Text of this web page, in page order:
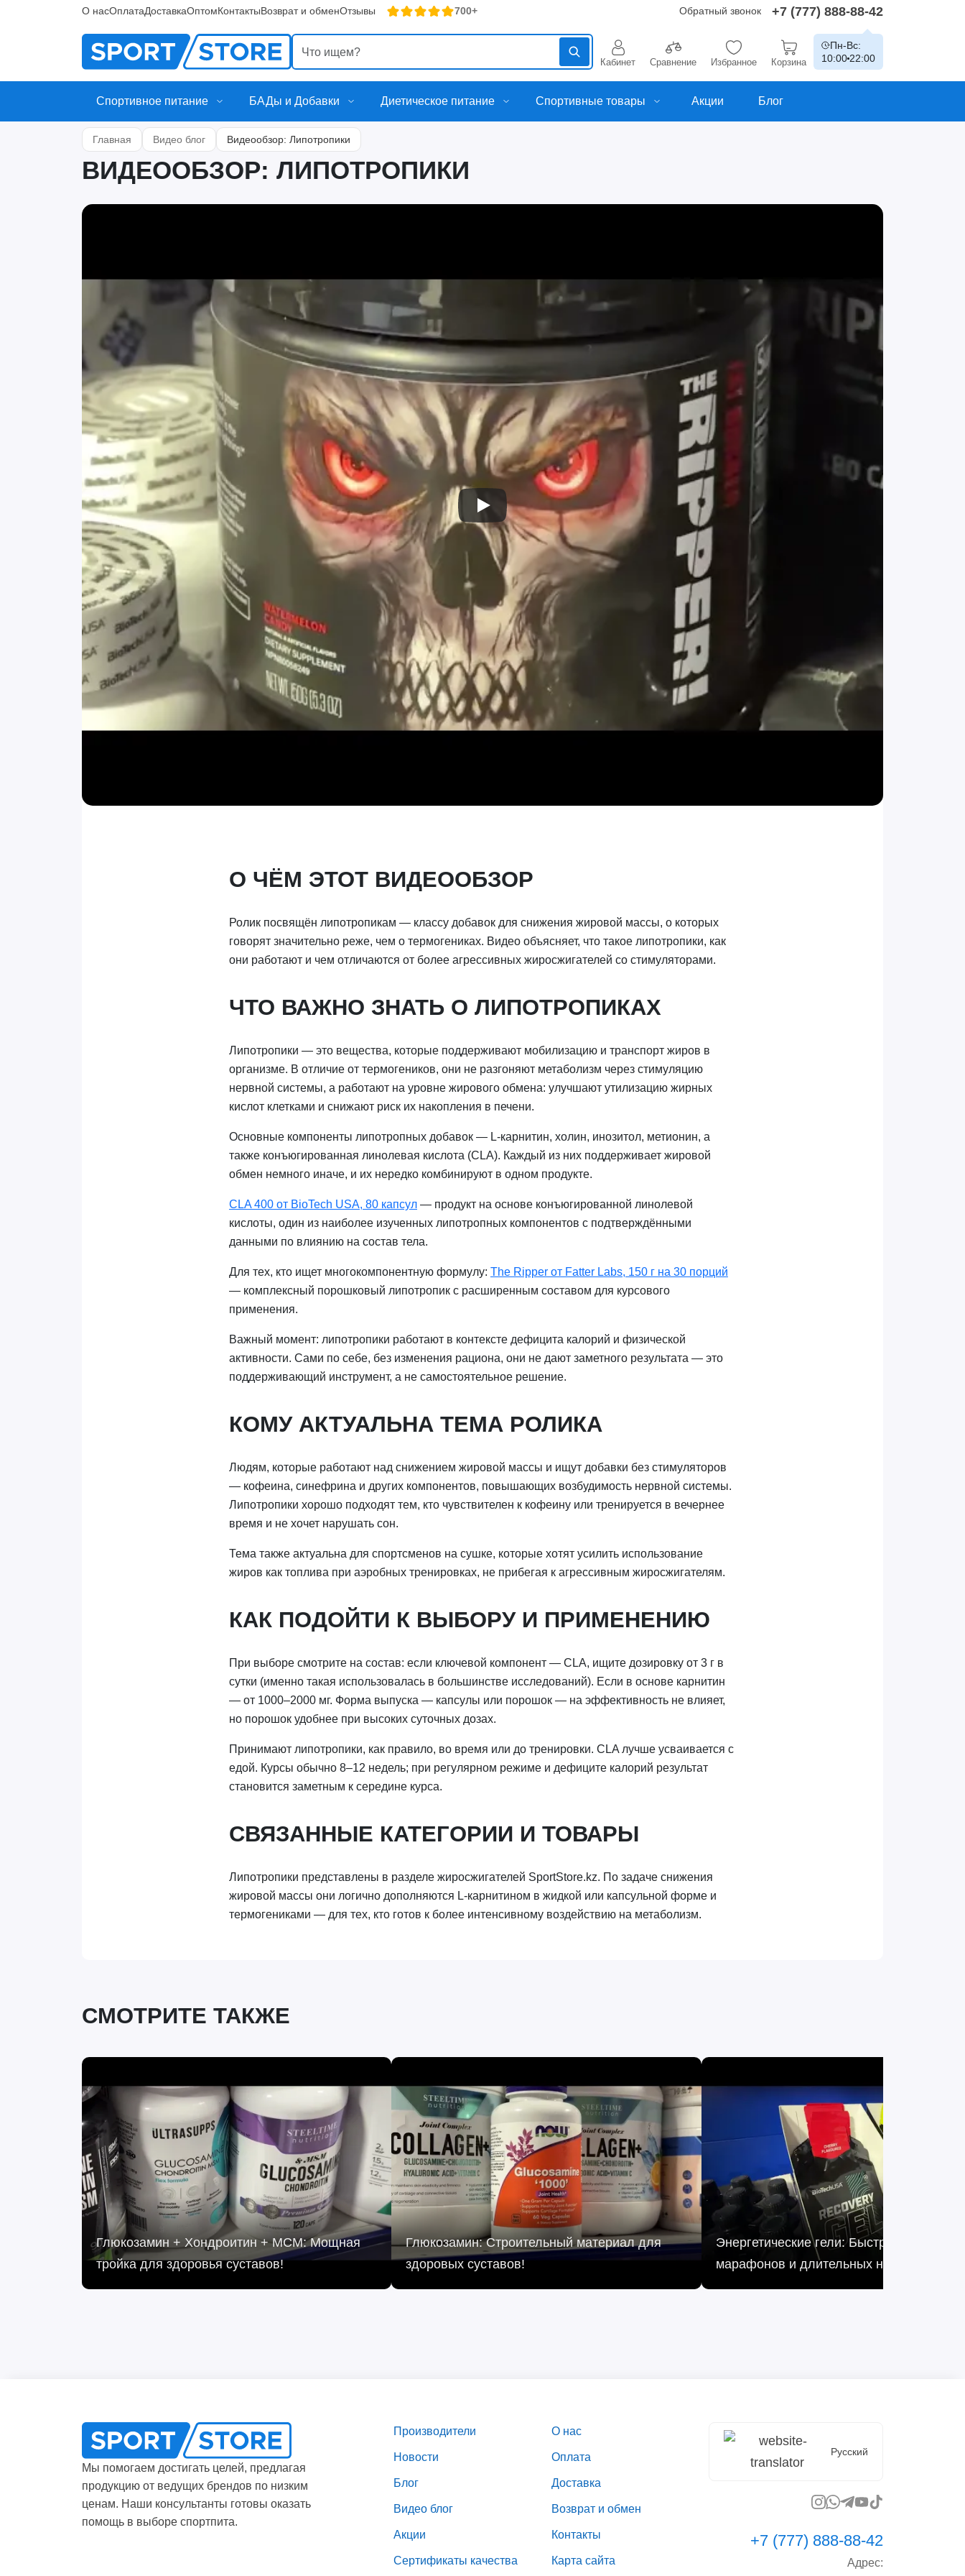
О насОплатаДоставкаОптомКонтактыВозврат и обменОтзывы 700+ Обратный звонок +7 (777) 888-88-42
Кабинет Сравнение Избранное Корзина
Пн-Вс:
10:00 22:00
Спортивное питание БАДы и Добавки Диетическое питание Спортивные товары Акции Блог
Главная Видео блог Видеообзор: Липотропики
ВИДЕООБЗОР: ЛИПОТРОПИКИ
О ЧЁМ ЭТОТ ВИДЕООБЗОР
Ролик посвящён липотропикам — классу добавок для снижения жировой массы, о которых
говорят значительно реже, чем о термогениках. Видео объясняет, что такое липотропики, как
они работают и чем отличаются от более агрессивных жиросжигателей со стимуляторами.
ЧТО ВАЖНО ЗНАТЬ О ЛИПОТРОПИКАХ
Липотропики — это вещества, которые поддерживают мобилизацию и транспорт жиров в
организме. В отличие от термогеников, они не разгоняют метаболизм через стимуляцию
нервной системы, а работают на уровне жирового обмена: улучшают утилизацию жирных
кислот клетками и снижают риск их накопления в печени.
Основные компоненты липотропных добавок — L-карнитин, холин, инозитол, метионин, а
также конъюгированная линолевая кислота (CLA). Каждый из них поддерживает жировой
обмен немного иначе, и их нередко комбинируют в одном продукте.
CLA 400 от BioTech USA, 80 капсул— продукт на основе конъюгированной линолевой
кислоты, один из наиболее изученных липотропных компонентов с подтверждёнными
данными по влиянию на состав тела.
Для тех, кто ищет многокомпонентную формулу: The Ripper от Fatter Labs, 150 г на 30 порций
— комплексный порошковый липотропик с расширенным составом для курсового
применения.
Важный момент: липотропики работают в контексте дефицита калорий и физической
активности. Сами по себе, без изменения рациона, они не дают заметного результата — это
поддерживающий инструмент, а не самостоятельное решение.
КОМУ АКТУАЛЬНА ТЕМА РОЛИКА
Людям, которые работают над снижением жировой массы и ищут добавки без стимуляторов
— кофеина, синефрина и других компонентов, повышающих возбудимость нервной системы.
Липотропики хорошо подходят тем, кто чувствителен к кофеину или тренируется в вечернее
время и не хочет нарушать сон.
Тема также актуальна для спортсменов на сушке, которые хотят усилить использование
жиров как топлива при аэробных тренировках, не прибегая к агрессивным жиросжигателям.
КАК ПОДОЙТИ К ВЫБОРУ И ПРИМЕНЕНИЮ
При выборе смотрите на состав: если ключевой компонент — CLA, ищите дозировку от 3 г в
сутки (именно такая использовалась в большинстве исследований). Если в основе карнитин
— от 1000–2000 мг. Форма выпуска — капсулы или порошок — на эффективность не влияет,
но порошок удобнее при высоких суточных дозах.
Принимают липотропики, как правило, во время или до тренировки. CLA лучше усваивается с
едой. Курсы обычно 8–12 недель; при регулярном режиме и дефиците калорий результат
становится заметным к середине курса.
СВЯЗАННЫЕ КАТЕГОРИИ И ТОВАРЫ
Липотропики представлены в разделе жиросжигателей SportStore.kz. По задаче снижения
жировой массы они логично дополняются L-карнитином в жидкой или капсульной форме и
термогениками — для тех, кто готов к более интенсивному воздействию на метаболизм.
СМОТРИТЕ ТАКЖЕ
Глюкозамин + Хондроитин + МСМ: Мощная
тройка для здоровья суставов!
Глюкозамин: Строительный материал для
здоровых суставов!
Энергетические гели: Быстрая энергия
марафонов и длительных нагрузок!
Мы помогаем достигать целей, предлагая
продукцию от ведущих брендов по низким
ценам. Наши консультанты готовы оказать
помощь в выборе спортпита.
Производители
Новости
Блог
Видео блог
Акции
Сертификаты качества
О нас
Оплата
Доставка
Возврат и обмен
Контакты
Карта сайта
Русский
+7 (777) 888-88-42
Адрес: